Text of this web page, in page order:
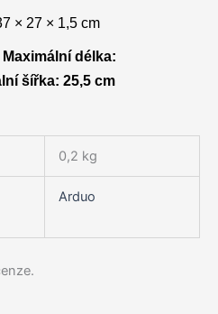
× 27 × 1,5 cm
délka:
šířka: 25,5 cm
0,2 kg
Arduo